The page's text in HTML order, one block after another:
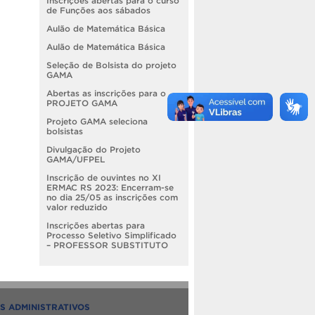
de Funções aos sábados
Aulão de Matemática Básica
Aulão de Matemática Básica
Seleção de Bolsista do projeto
GAMA
Abertas as inscrições para o
PROJETO GAMA
Projeto GAMA seleciona
bolsistas
Divulgação do Projeto
GAMA/UFPEL
Inscrição de ouvintes no XI
ERMAC RS 2023: Encerram-se
no dia 25/05 as inscrições com
valor reduzido
Inscrições abertas para
Processo Seletivo Simplificado
– PROFESSOR SUBSTITUTO
ADMINISTRATIVOS